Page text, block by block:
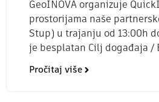
GeoINOVA organizuje
prostorijama naše
Stup) u trajanju od 13:00h
je besplatan Cilj događaja /
Pročitaj više